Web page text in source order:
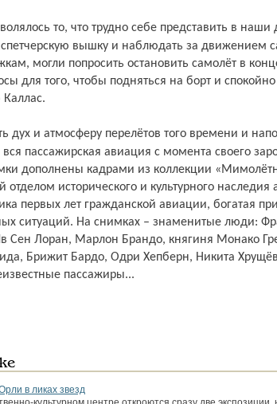
вышку и наблюдать за движением
могли по­просить остановить самолёт в
для того, чтобы подняться на борт и
пассажирская авиация с момента своего
дополнены кадрами из коллекции
отделом исторического и культурного
первых лет гражданской авиации, богатая
ситуаций. На снимках – знаменитые люди:
Сен Лоран, Марлон Брандо, княгиня Монако
Брижит Бардо, Одри Хепберн, Никита
пассажиры...
в ликах звезд